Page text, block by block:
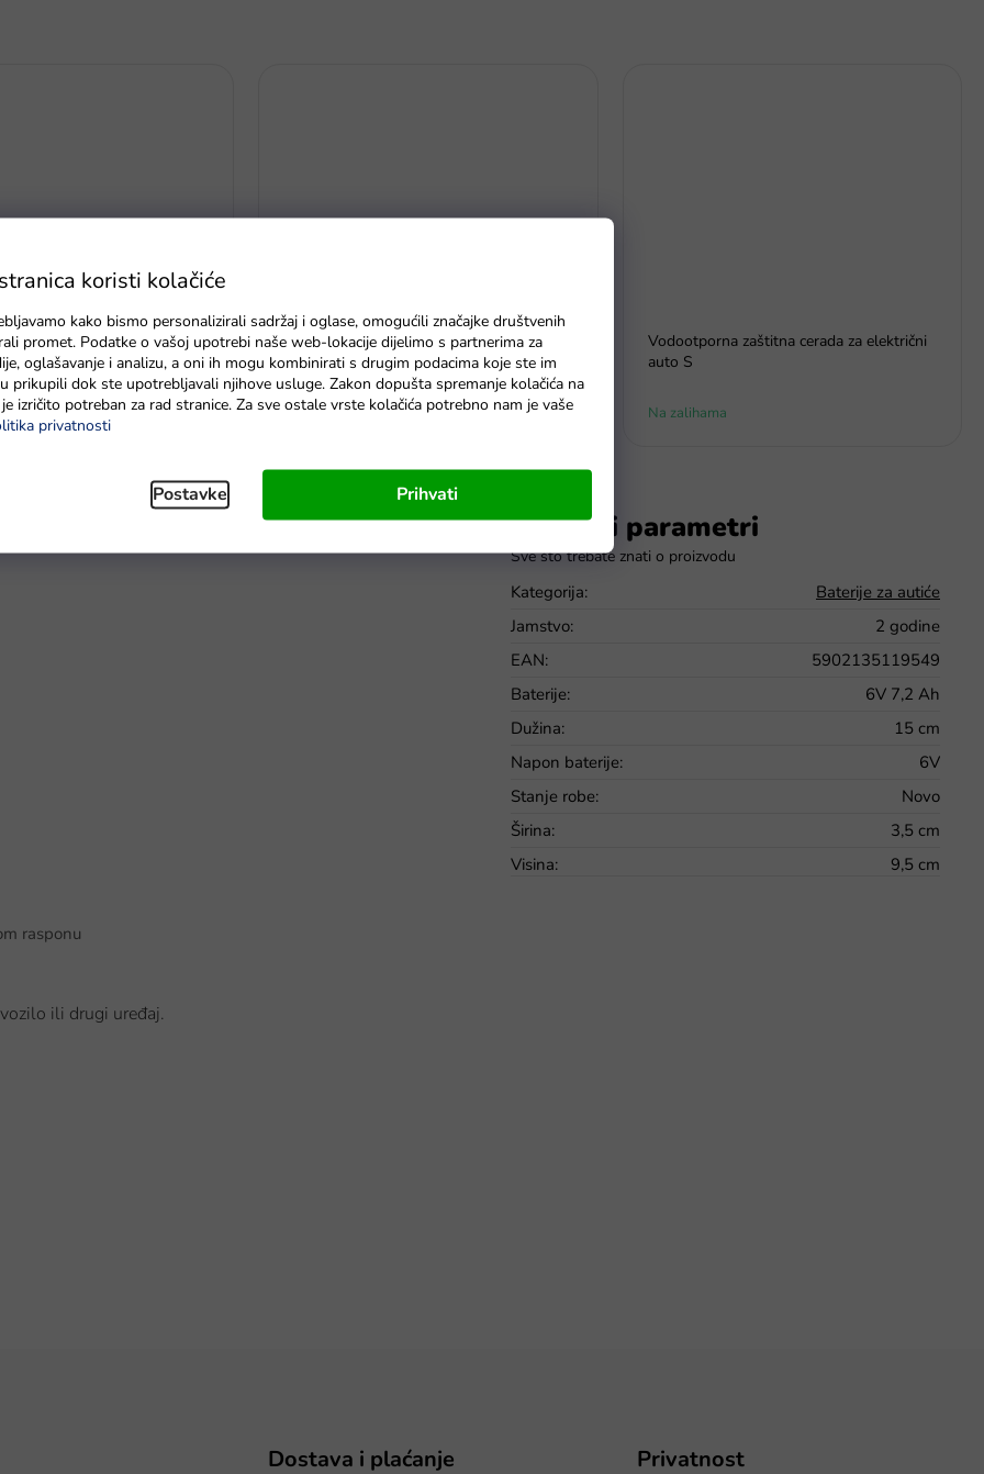
koristi kolačiće
kako bismo personalizirali sadržaj i oglase, omogućili značajke društvenih
promet. Podatke o vašoj upotrebi naše web-lokacije dijelimo s partnerima za
oglašavanje i analizu, a oni ih mogu kombinirati s drugim podacima koje ste im
prikupili dok ste upotrebljavali njihove usluge. Zakon dopušta spremanje kolačića na
izričito potreban za rad stranice. Za sve ostale vrste kolačića potrebno nam je vaše
privatnosti
Postavke Prihvati
i isključivanje auta
24 mm 4 pina
Streha za auto na akumulator Audi RS5
Na zalihi - dostava do 6 dana
Vodootporna zaštitna cerada za električni
auto S
Na zalihama
rasponu
ili drugi uređaj.
Dodatni parametri
Kategorija:
Baterije za autiće
Jamstvo:
2 godine
EAN:
5902135119549
Baterije:
6V 7,2 Ah
Dužina:
15 cm
Napon baterije:
6V
Stanje robe:
Novo
Širina:
3,5 cm
Visina: 9,5 cm
Dostava i plaćanje Privatnost